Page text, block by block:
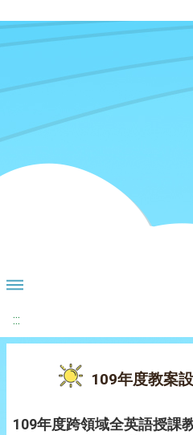
:::
109年度教案
109年度跨領域全英語授課